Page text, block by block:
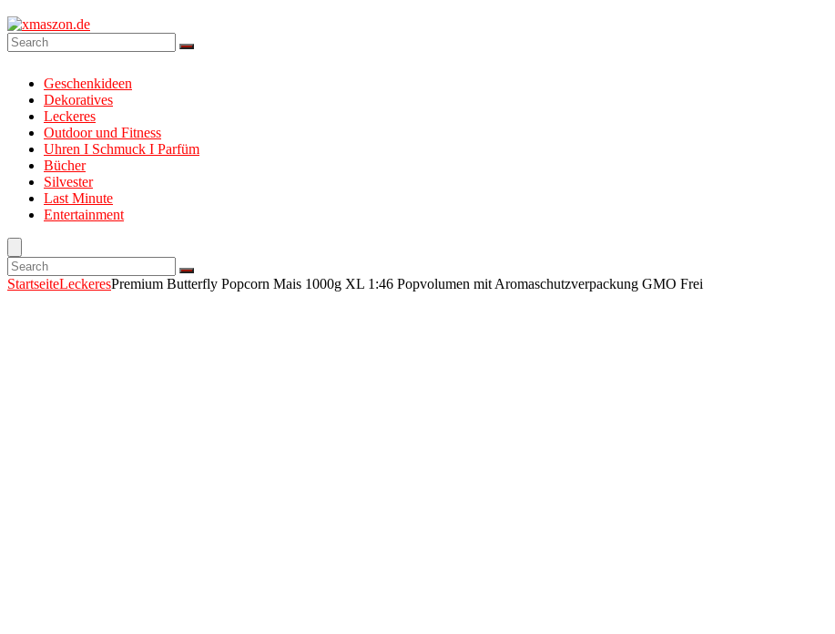
Geschenkideen
Dekoratives
Leckeres
Outdoor und Fitness
Uhren I Schmuck I Parfüm
Bücher
Silvester
Last Minute
Entertainment
StartseiteLeckeresPremium Butterfly Popcorn Mais 1000g XL 1:46 Popvolumen mit Aromaschutzverpackung GMO Frei